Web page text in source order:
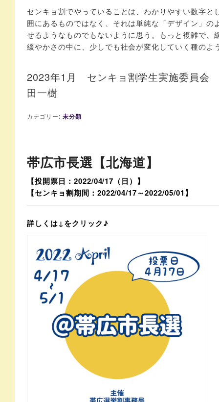
センキョ割でやっていることは、わかりやすい数字
囲にあるものではなく、それは単純な「デザイン」
せるようなものでもないように思う。もっと複雑で
緩やかさの中に、少しでも社会が変化していく種の
2023年1月 センキョ割学生実施委員会
田一樹
カテゴリー: 未分類
帯広市長選【北海道】
【投開票日：2022/04/17（日）】
【センキョ割期間：2022/04/17～2022/05/01】
詳しくは↓をクリック♪